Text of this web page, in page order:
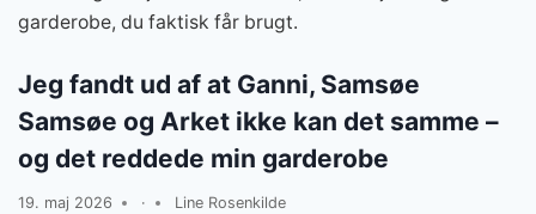
garderobe, du faktisk får brugt.
Jeg fandt ud af at Ganni, Samsøe
Samsøe og Arket ikke kan det samme –
og det reddede min garderobe
19. maj 2026 · Line Rosenkilde